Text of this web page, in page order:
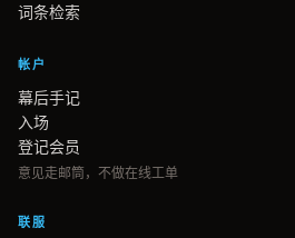
词条检索
帐户
幕后手记
入场
登记会员
意见走邮筒，不做在线工单
联服